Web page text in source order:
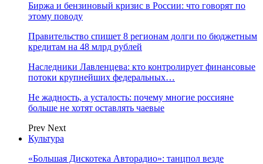
Биржа и бензиновый кризис в России: что говорят по
этому поводу
Правительство спишет 8 регионам долги по бюджетным
кредитам на 48 млрд рублей
Наследники Лавленцева: кто контролирует финансовые
потоки крупнейших федеральных…
Не жадность, а усталость: почему многие россияне
больше не хотят оставлять чаевые
Prev Next
Культура
«Большая Дискотека Авторадио»: танцпол везде